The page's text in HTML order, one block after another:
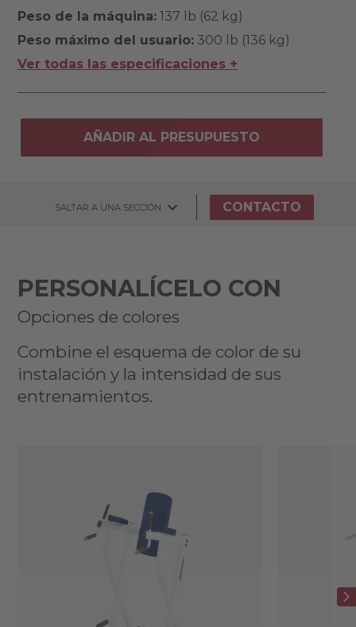
Peso de la máquina:137 lb (62 kg)
Peso máximo del usuario:300 lb (136 kg)
Ver todas las especificaciones +
AÑADIR AL PRESUPUESTO
SALTAR A UNA SECCIÓN CONTACTO
PERSONALÍCELO CON
Opciones de colores
Combine el esquema de color de su
instalación y la intensidad de sus
entrenamientos.